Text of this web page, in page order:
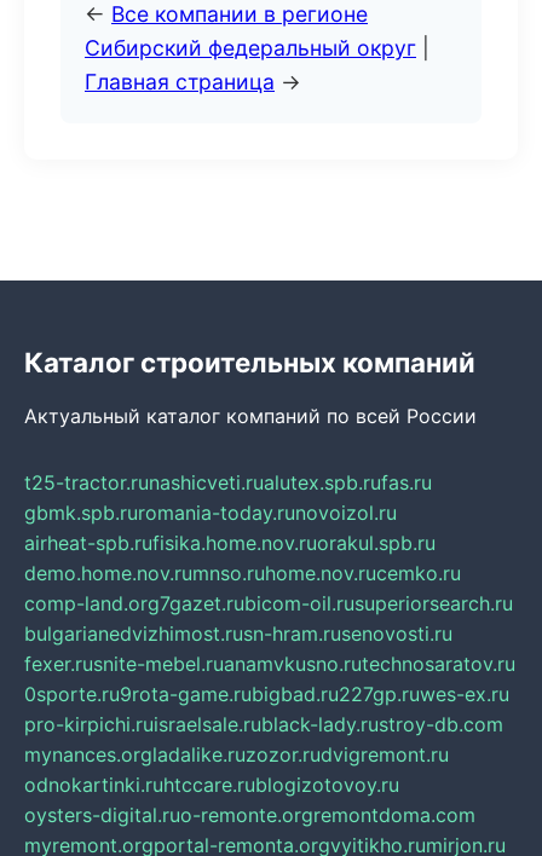
← Все компании в регионе
Сибирский федеральный округ
Главная страница →
Каталог строительных компаний
Актуальный каталог компаний по всей России
t25-tractor.runashicveti.rualutex.spb.rufas.ru
gbmk.spb.ruromania-today.runovoizol.ru
airheat-spb.rufisika.home.nov.ruorakul.spb.ru
demo.home.nov.rumnso.ruhome.nov.rucemko.ru
comp-land.org7gazet.rubicom-oil.rusuperiorsearch.ru
bulgarianedvizhimost.rusn-hram.rusenovosti.ru
fexer.rusnite-mebel.ruanamvkusno.rutechnosaratov.ru
0sporte.ru9rota-game.rubigbad.ru227gp.ruwes-ex.ru
pro-kirpichi.ruisraelsale.rublack-lady.rustroy-db.com
mynances.orgladalike.ruzozor.rudvigremont.ru
odnokartinki.ruhtccare.rublogizotovoy.ru
oysters-digital.ruo-remonte.orgremontdoma.com
myremont.orgportal-remonta.orgvyitikho.rumirjon.ru